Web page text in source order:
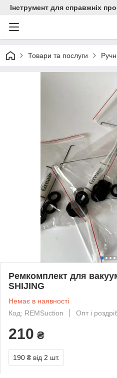
Інструмент для справжніх
Товари та послуги
Ремкомплект для
SHIJING
Немає в наявності
Код: REMSuction
Опт і
210 ₴
190 ₴ від 2 шт.